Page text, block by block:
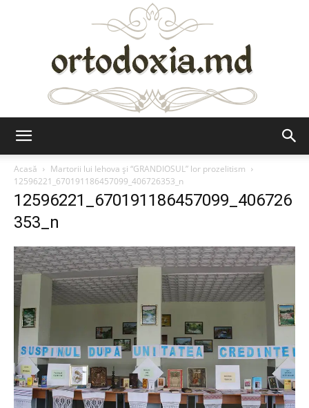
Acasă
Martorii lui Iehova și “GRANDIOSUL” lor prozelitism
12596221_670191186457099_406726353_n
12596221_670191186457099_406726
353_n